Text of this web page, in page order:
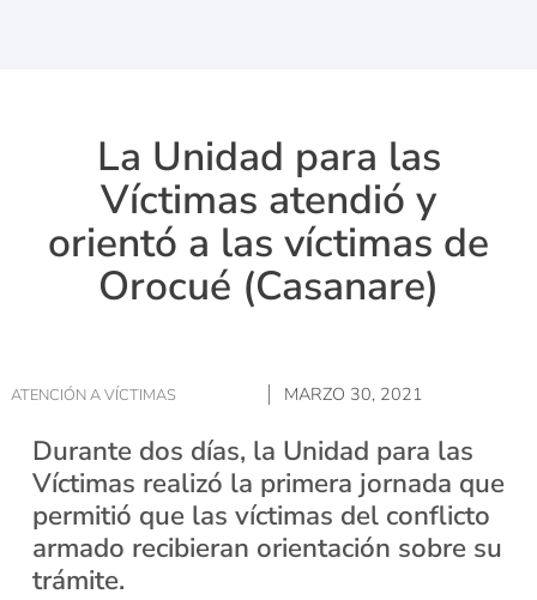
La Unidad para las
Víctimas atendió y
orientó a las víctimas de
Orocué (Casanare)
ATENCIÓN A VÍCTIMAS MARZO 30, 2021
Durante dos días, la Unidad para las
Víctimas realizó la primera jornada que
permitió que las víctimas del conflicto
armado recibieran orientación sobre su
trámite.